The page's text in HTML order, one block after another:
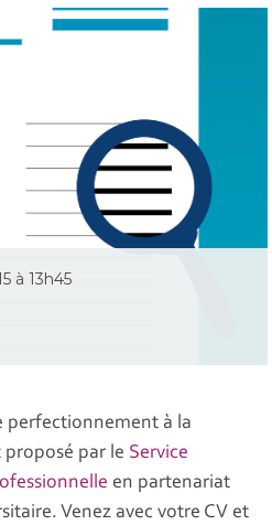
à 13h45
perfectionnement à la
proposé par le Service
en partenariat
Venez avec votre CV et